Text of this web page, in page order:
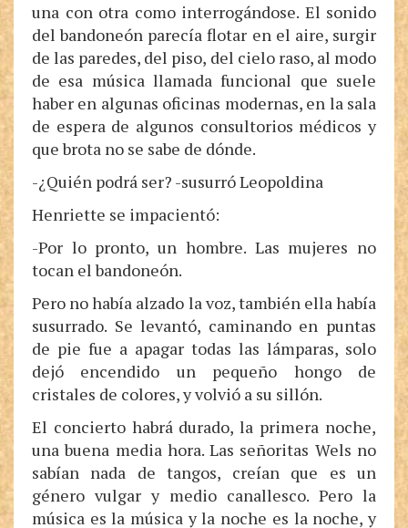
una con otra como interrogándose. El sonido
del bandoneón parecía flotar en el aire, surgir
de las paredes, del piso, del cielo raso, al modo
de esa música llamada funcional que suele
haber en algunas oficinas modernas, en la sala
de espera de algunos consultorios médicos y
que brota no se sabe de dónde.
-¿Quién podrá ser? -susurró Leopoldina
Henriette se impacientó:
-Por lo pronto, un hombre. Las mujeres no
tocan el bandoneón.
Pero no había alzado la voz, también ella había
susurrado. Se levantó, caminando en puntas
de pie fue a apagar todas las lámparas, solo
dejó encendido un pequeño hongo de
cristales de colores, y volvió a su sillón.
El concierto habrá durado, la primera noche,
una buena media hora. Las señoritas Wels no
sabían nada de tangos, creían que es un
género vulgar y medio canallesco. Pero la
música es la música y la noche es la noche, y